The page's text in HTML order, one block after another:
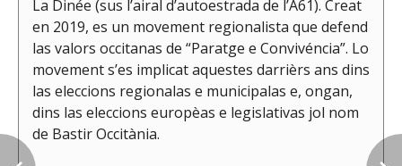
La Dinée (sus l’airal d’autoestrada de l’A61). Creat
en 2019, es un movement regionalista que defend
las valors occitanas de “Paratge e Convivéncia”. Lo
movement s’es implicat aquestes darrièrs ans dins
las eleccions regionalas e municipalas e, ongan,
dins las eleccions europèas e legislativas jol nom
de Bastir Occitània.